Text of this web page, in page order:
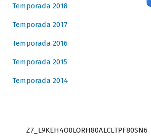
Temporada 2018
Temporada 2017
Temporada 2016
Temporada 2015
Temporada 2014
Z7_L9KEH4O0LORH80ALCLTPF80SN6